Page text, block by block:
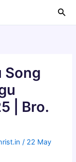
Song
| Bro.
/ 22 May